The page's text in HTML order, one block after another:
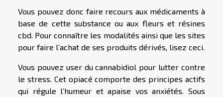
Vous pouvez donc faire recours aux médicaments à
base de cette substance ou aux fleurs et résines
cbd. Pour connaître les modalités ainsi que les sites
pour faire l’achat de ses produits dérivés, lisez ceci
Vous pouvez user du cannabidiol pour lutter contre
le stress. Cet opiacé comporte des principes actifs
qui régule l’humeur et apaise vos anxiétés. Sous